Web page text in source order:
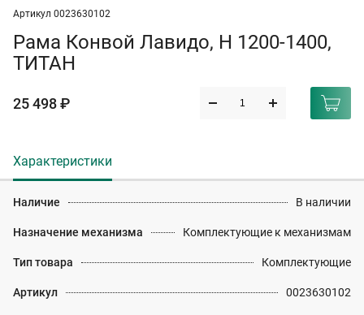
Артикул 0023630102
Рама Конвой Лавидо, H 1200-1400,
ТИТАН
25 498 ₽
Характеристики
Наличие В наличии
Назначение механизма Комплектующие к механизмам
Тип товара Комплектующие
Артикул 0023630102